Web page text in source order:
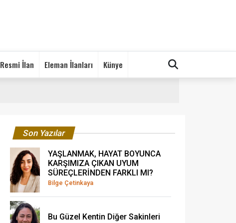
Resmi İlan Eleman İlanları Künye
Son Yazılar
YAŞLANMAK, HAYAT BOYUNCA
KARŞIMIZA ÇIKAN UYUM
SÜREÇLERİNDEN FARKLI MI?
Bilge Çetinkaya
Bu Güzel Kentin Diğer Sakinleri